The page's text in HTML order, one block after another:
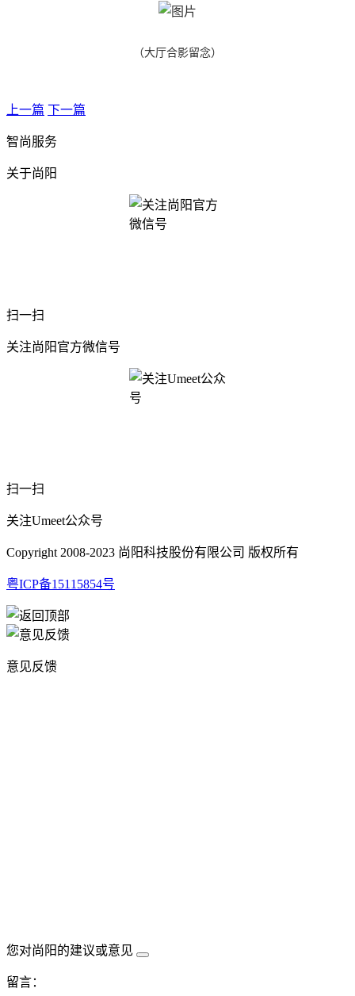
（大厅合影留念）
上一篇 下一篇
智尚服务
关于尚阳
扫一扫
关注尚阳官方微信号
扫一扫
关注Umeet公众号
Copyright 2008-2023 尚阳科技股份有限公司 版权所有
粤ICP备15115854号
意见反馈
您对尚阳的建议或意见
留言：